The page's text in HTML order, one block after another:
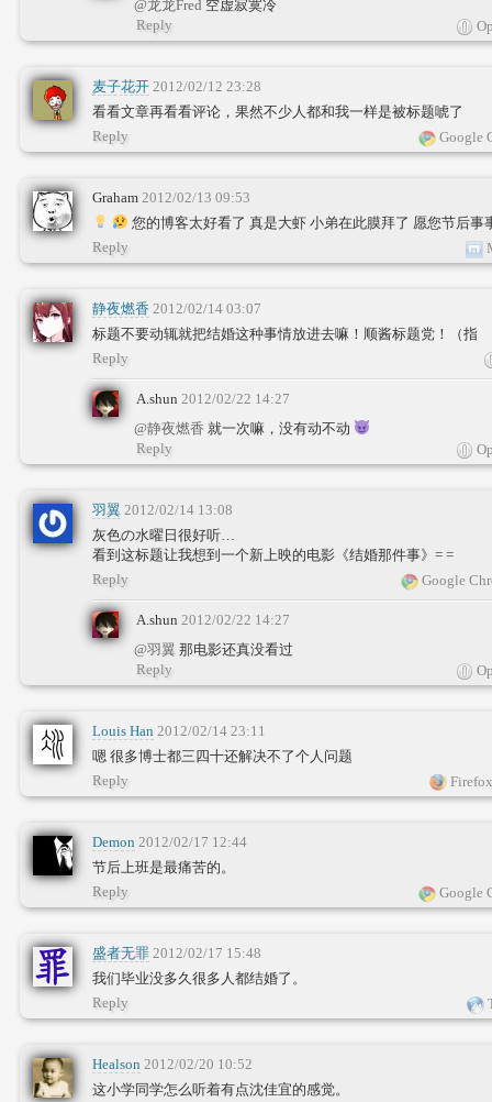
@龙龙Fred 空虚寂寞冷
Reply
麦子花开 2012/02/12 23:28
看看文章再看看评论，果然不少人都和我一样是被标题唬了
Google
Reply
Graham 2012/02/13 09:53
您的博客太好看了 真是大虾 小弟在此膜拜了 愿您节后事
Reply
静夜燃香 2012/02/14 03:07
标题不要动辄就把结婚这种事情放进去嘛！顺酱标题党！（指
Reply
A.shun 2012/02/22 14:27
@静夜燃香 就一次嘛，没有动不动
Reply
羽翼 2012/02/14 13:08
灰色の水曜日很好听…
看到这标题让我想到一个新上映的电影《结婚那件事》= =
Google
Reply
A.shun 2012/02/22 14:27
@羽翼 那电影还真没看过
Reply
Louis Han 2012/02/14 23:11
嗯 很多博士都三四十还解决不了个人问题
Reply
Demon 2012/02/17 12:44
节后上班是最痛苦的。
Google
Reply
盛者无罪 2012/02/17 15:48
我们毕业没多久很多人都结婚了。
Reply
Healson 2012/02/20 10:52
这小学同学怎么听着有点沈佳宜的感觉。